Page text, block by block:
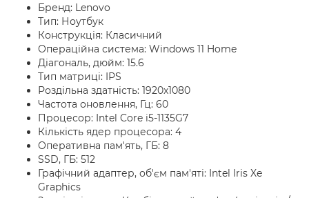
Бренд: Lenovo
Тип: Ноутбук
Конструкція: Класичний
Операційна система: Windows 11 Home
Діагональ, дюйм: 15.6
Тип матриці: IPS
Роздільна здатність: 1920x1080
Частота оновлення, Гц: 60
Процесор: Intel Core i5-1135G7
Кількість ядер процесора: 4
Оперативна пам'ять, ГБ: 8
SSD, ГБ: 512
Графічний адаптер, об'єм пам'яті: Intel Iris Xe
Graphics